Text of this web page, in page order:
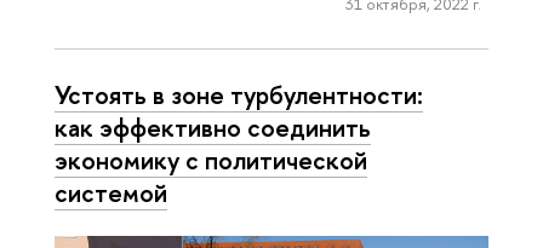
Устоять в зоне турбулентности:
как эффективно соединить
экономику с политической
системой